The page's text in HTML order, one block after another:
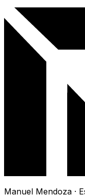
Manuel Mendoza ·